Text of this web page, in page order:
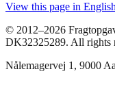
View this page in
© 2012–2026
DK32325289. All rights
Nålemagervej 1, 9000